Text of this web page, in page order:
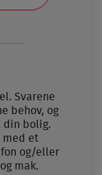
Svarene
behov, og
din bolig.
med et
og/eller
mak.